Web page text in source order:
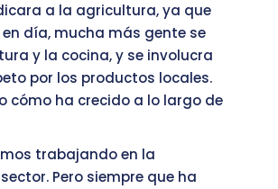
a la agricultura, ya que
día, mucha más gente se
y la cocina, y se involucra
por los productos locales.
cómo ha crecido a lo largo de
trabajando en la
Pero siempre que ha